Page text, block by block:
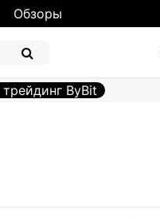
Обзоры
ByBit